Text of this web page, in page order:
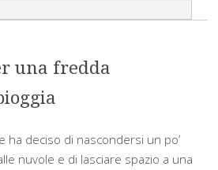
una fredda
ha deciso di nascondersi un po’
nuvole e di lasciare spazio a una